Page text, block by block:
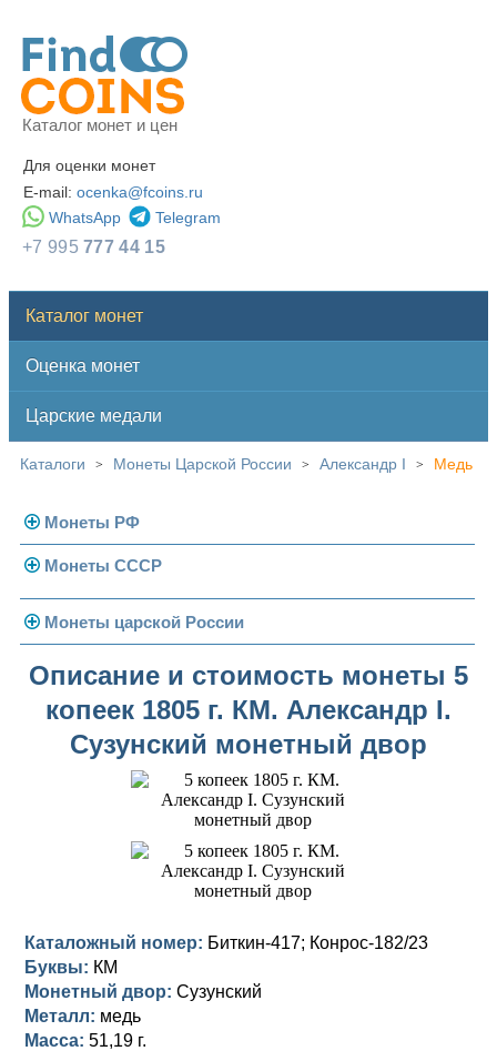
Каталог монет и цен
Для оценки монет
E-mail: ocenka@fcoins.ru
WhatsApp
Telegram
+7 995777 44 15
Каталог монет
Оценка монет
Царские медали
Каталоги > Монеты Царской России > Александр I > Медь
Монеты РФ
Современная Россия
Монеты 1991-1993 гг.
Монеты СССР
Погодовка СССР
Монеты 1958 года
Золотые червонцы
Памятные и юбилейные
Монеты царской России
Николай II (1894-1917)
Золото
Серебро
Германская оккупация
Памятные и донативные
Александр III (1881-1894)
Золото
Памятные и донативные
Александр II (1855-1881)
Для Финляндии
Памятные и донативные
Николай I (1825-1855)
Платина, золото
Медь
Для Грузии
Русско-Польские
Александр I (1801-1825)
Серебро
Медь
Для Грузии
Золото
Серебро
Екатерина II (1762-1796)
Золото
Серебро
Петр III (1762)
Елизавета I (1741-1762)
Описание и стоимость монеты 5
копеек 1805 г. КМ. Александр I.
Сузунский монетный двор
Каталожный номер: Биткин-417; Конрос-182/23
Буквы: КМ
Монетный двор: Сузунский
Металл: медь
Масса: 51,19 г.